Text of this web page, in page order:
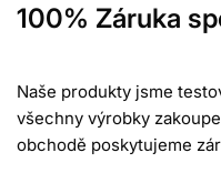
100% Záruka
Naše produkty jsme
všechny výrobky
obchodě poskytujeme